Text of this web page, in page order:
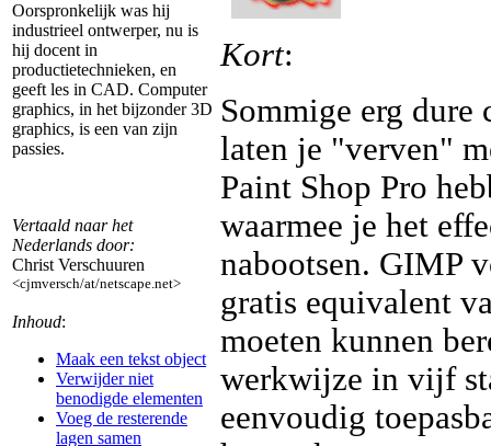
Oorspronkelijk was hij
industrieel ontwerper, nu is
hij docent in
productietechnieken, en
geeft les in CAD. Computer
graphics, in het bijzonder 3D
graphics, is een van zijn
passies.
Vertaald naar het
Nederlands door:
Christ Verschuuren
<cjmversch/at/netscape.net>
Inhoud:
Maak een tekst object
Verwijder niet
benodigde elementen
Voeg de resterende
lagen samen
Kort:
Sommige erg dure
laten je "verven"
Paint Shop Pro
waarmee je het
nabootsen. GIMP
gratis equivalent
moeten kunnen
werkwijze in vijf
eenvoudig